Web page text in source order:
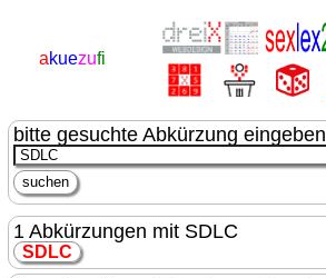
akuezufi
bitte gesuchte Abkürzung eingeben
1 Abkürzungen mit SDLC
SDLC